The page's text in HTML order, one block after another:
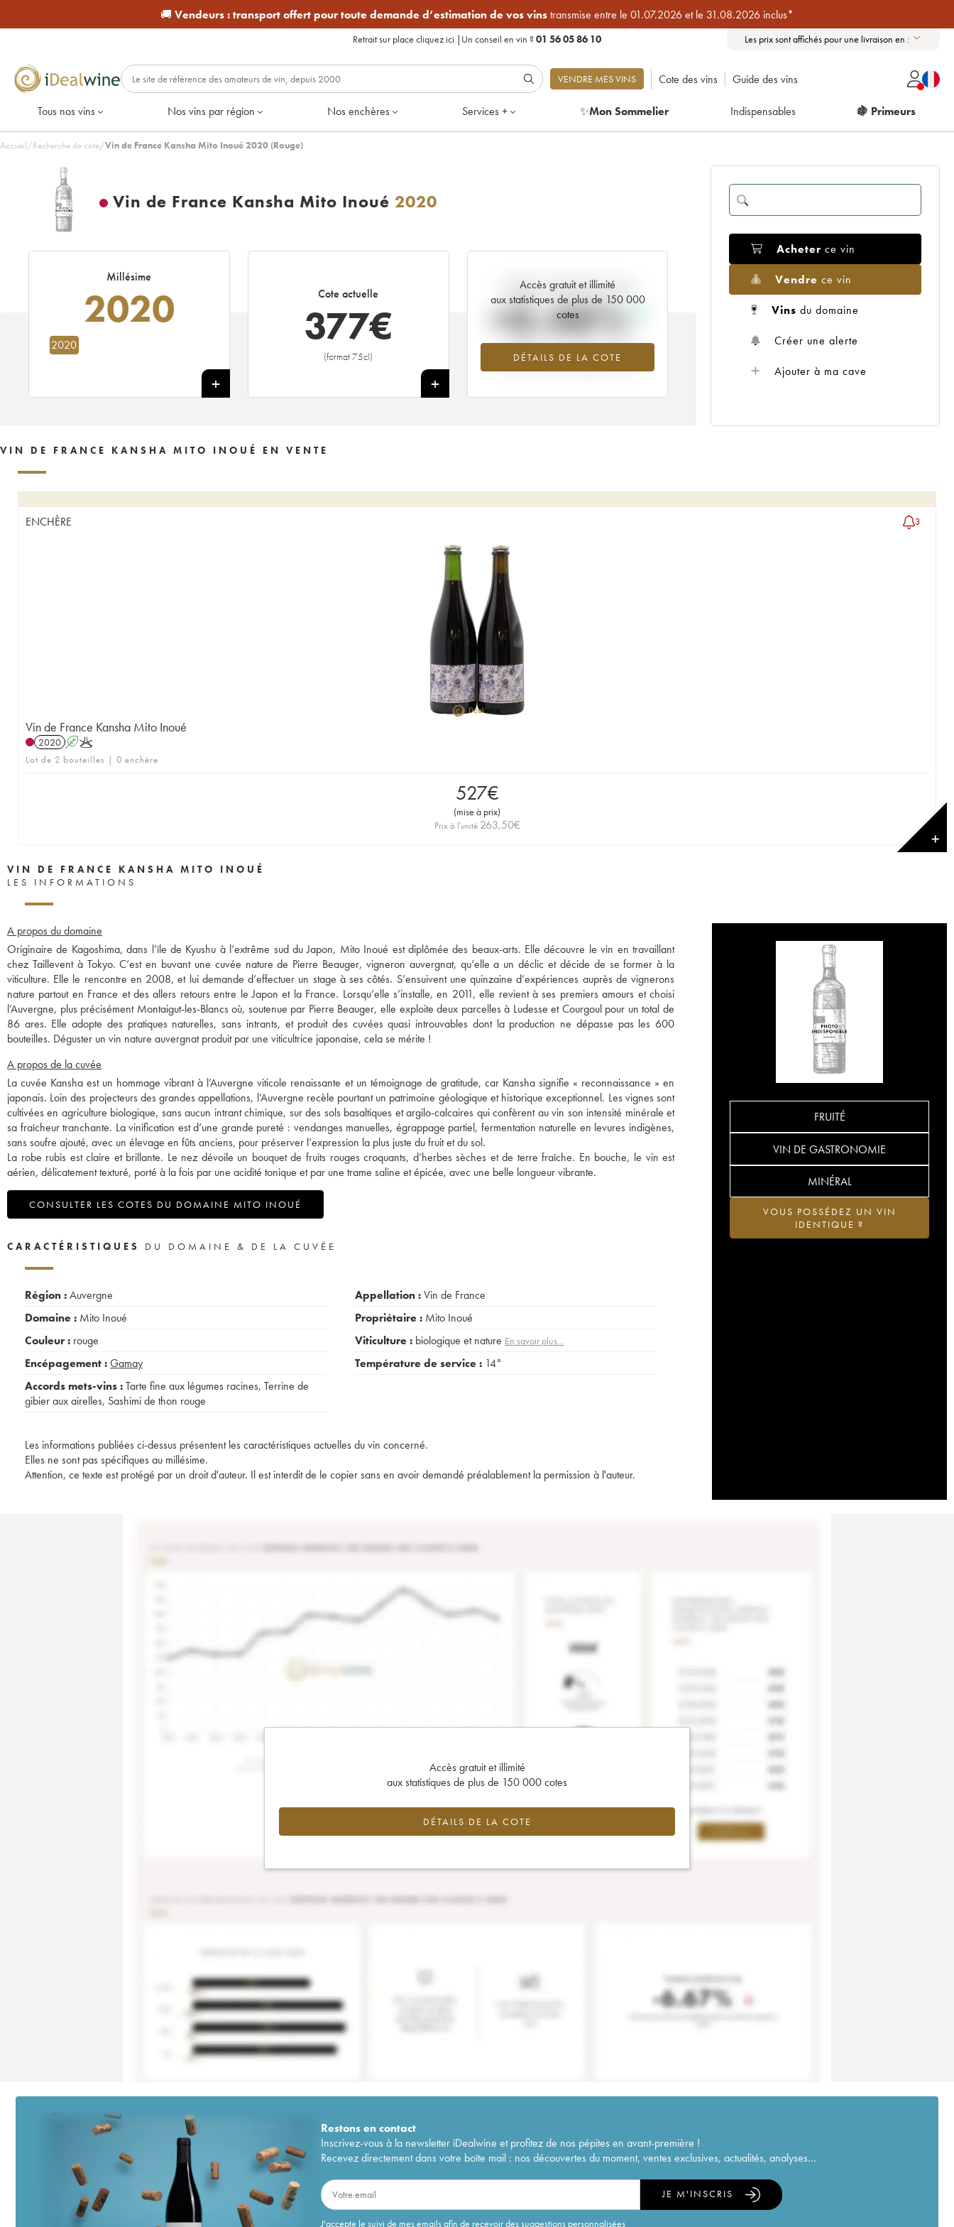
🚚 Vendeurs :transport offert pour toute demande d’estimation de vos vinstransmise entre le 01.07.2026 et le 31.08.2026 inclus*
Retrait sur place cliquez ici | Un conseil en vin ?01 56 05 86 10 Les prix sont affichés pour une livraison en :
VENDRE MES VINS Cote des vins Guide des vins
Tous nos vins Nos vins par région Nos enchères Services + ✨Mon Sommelier Indispensables 🍇 Primeurs
Accueil/Recherche de cote/Vin de France Kansha Mito Inoué 2020 (Rouge)
Vin de France Kansha Mito Inoué 2020
Millésime
2020
2020
Cote actuelle
377€
(format 75cl)
+
Accès gratuit et illimité
aux statistiques de plus de 150 000
cotes
DÉTAILS DE LA COTE
Tendance actuelle de la cote
+0.48%
Tendance à la hausse du millésime
2020 en 2026 par rapport à 2025
Acheter ce vin
Vendre ce vin
Vins du domaine
Créer une alerte
Ajouter à ma cave
VIN DE FRANCE KANSHA MITO INOUÉ EN VENTE
ENCHÈRE 3
Vin de France Kansha Mito Inoué
2020 AK
Lot de 2 bouteilles | 0 enchère
527€
(mise à prix)
Prix à l'unité 263,50€
✕
VIN DE FRANCE KANSHA MITO INOUÉ
LES INFORMATIONS
A propos du domaine
Originaire de Kagoshima, dans l’île de Kyushu à l’extrême sud du Japon, Mito Inoué est diplômée des beaux-arts. Elle découvre le vin en travaillant
chez Taillevent à Tokyo. C’est en buvant une cuvée nature de Pierre Beauger, vigneron auvergnat, qu’elle a un déclic et décide de se former à la
viticulture. Elle le rencontre en 2008, et lui demande d’effectuer un stage à ses côtés. S’ensuivent une quinzaine d’expériences auprès de vignerons
nature partout en France et des allers retours entre le Japon et la France. Lorsqu’elle s’installe, en 2011, elle revient à ses premiers amours et choisi
l’Auvergne, plus précisément Montaigut-les-Blancs où, soutenue par Pierre Beauger, elle exploite deux parcelles à Ludesse et Courgoul pour un total de
86 ares. Elle adopte des pratiques naturelles, sans intrants, et produit des cuvées quasi introuvables dont la production ne dépasse pas les 600
bouteilles. Déguster un vin nature auvergnat produit par une viticultrice japonaise, cela se mérite !
A propos de la cuvée
La cuvée Kansha est un hommage vibrant à l’Auvergne viticole renaissante et un témoignage de gratitude, car Kansha signifie « reconnaissance » en
japonais. Loin des projecteurs des grandes appellations, l’Auvergne recèle pourtant un patrimoine géologique et historique exceptionnel. Les vignes sont
cultivées en agriculture biologique, sans aucun intrant chimique, sur des sols basaltiques et argilo-calcaires qui confèrent au vin son intensité minérale et
sa fraîcheur tranchante. La vinification est d’une grande pureté : vendanges manuelles, égrappage partiel, fermentation naturelle en levures indigènes,
sans soufre ajouté, avec un élevage en fûts anciens, pour préserver l’expression la plus juste du fruit et du sol.
La robe rubis est claire et brillante. Le nez dévoile un bouquet de fruits rouges croquants, d’herbes sèches et de terre fraîche. En bouche, le vin est
aérien, délicatement texturé, porté à la fois par une acidité tonique et par une trame saline et épicée, avec une belle longueur vibrante.
CONSULTER LES COTES DU DOMAINE MITO INOUÉ
FRUITÉ
VIN DE GASTRONOMIE
MINÉRAL
VOUS POSSÉDEZ UN VIN
IDENTIQUE ?
CARACTÉRISTIQUES
DU DOMAINE & DE LA CUVÉE
Région :Auvergne
Domaine : Mito Inoué
Couleur : rouge
Encépagement :Gamay
Accords mets-vins :Tarte fine aux légumes racines, Terrine de
gibier aux airelles, Sashimi de thon rouge
Appellation :Vin de France
Propriétaire : Mito Inoué
Viticulture : biologique et nature En savoir plus...
Température de service : 14°
Les informations publiées ci-dessus présentent les caractéristiques actuelles du vin concerné.
Elles ne sont pas spécifiques au millésime.
Attention, ce texte est protégé par un droit d'auteur. Il est interdit de le copier sans en avoir demandé préalablement la permission à l'auteur.
Accès gratuit et illimité
aux statistiques de plus de 150 000 cotes
DÉTAILS DE LA COTE
Restons encontact
Inscrivez-vous à la newsletter iDealwine et profitez de nos pépites en avant-première !
Recevez directement dans votre boîte mail : nos découvertes du moment, ventes exclusives, actualités, analyses...
J'accepte le suivi de mes emails afin de recevoir des suggestions personnalisées
JE M'INSCRIS